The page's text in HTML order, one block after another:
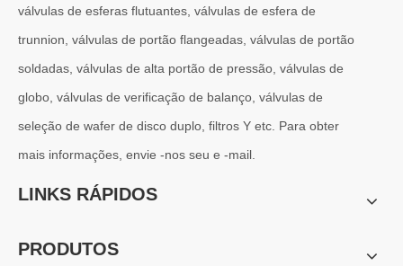
2026-07-01
Os sistemas de engenharia naval operam em alguns dos
válvulas de esferas flutuantes, válvulas de esfera de
trunnion, válvulas de portão flangeadas, válvulas de portão
soldadas, válvulas de alta portão de pressão, válvulas de
globo, válvulas de verificação de balanço, válvulas de
seleção de wafer de disco duplo, filtros Y etc. Para obter
mais informações, envie -nos seu e -mail.
LINKS RÁPIDOS
PRODUTOS